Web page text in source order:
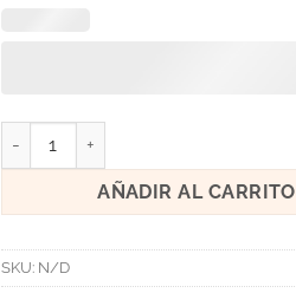
AÑADIR AL CARRITO
SKU: N/D